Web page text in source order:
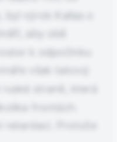
byl výrok Kallas o